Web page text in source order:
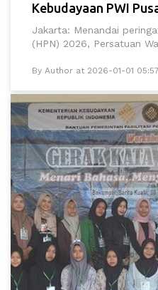
Kebudayaan PWI
Jakarta: Menandai
(HPN) 2026, Persatuan
By Author at 2026-01-01 05:57